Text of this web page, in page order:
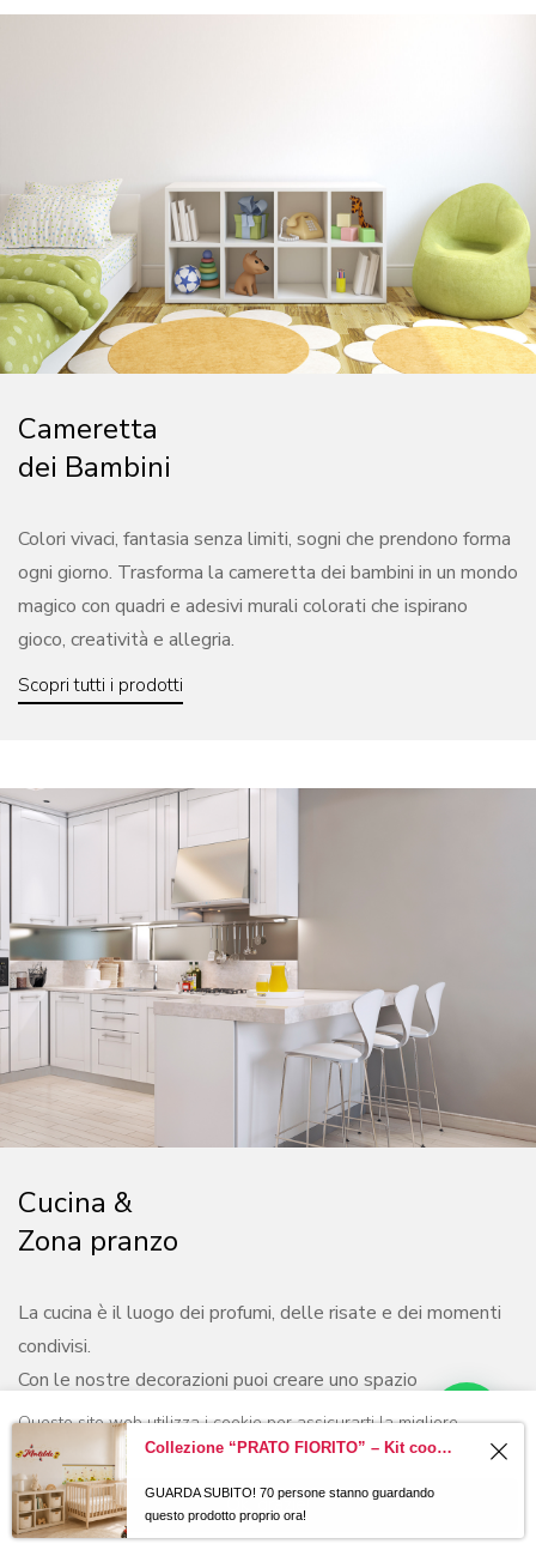
Cameretta
dei Bambini
Colori vivaci, fantasia senza limiti, sogni che prendono forma
ogni giorno. Trasforma la cameretta dei bambini in un mondo
magico con quadri e adesivi murali colorati che ispirano
gioco, creatività e allegria.
Scopri tutti i prodotti
Cucina &
Zona pranzo
La cucina è il luogo dei profumi, delle risate e dei momenti
condivisi.
Con le nostre decorazioni puoi creare uno spazio
accogliente e pieno di personalità, dove ogni dettaglio
racconta la tua storia.
Scopri tutti i prodotti
Questo sito web utilizza i cookie per assicurarti la migliore
esperienza.
Ok, grazie!
Casa
0
desideri
0
Collezione “PRATO FIORITO” – Kit coordinato per cameretta completa
GUARDA SUBITO! 70 persone stanno guardando
questo prodotto proprio ora!